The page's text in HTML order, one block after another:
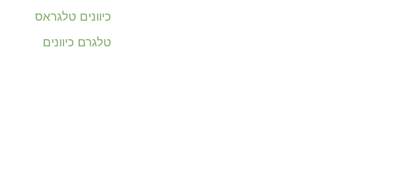
כיוונים טלגראס
טלגרם כיוונים